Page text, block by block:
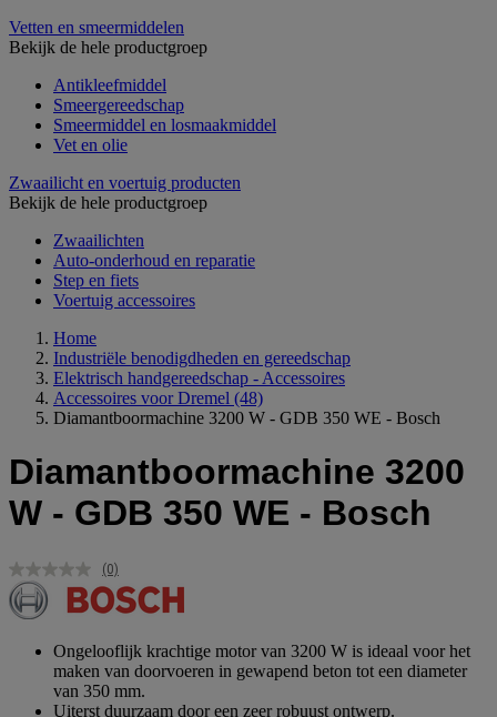
Vetten en smeermiddelen
Bekijk de hele productgroep
Antikleefmiddel
Smeergereedschap
Smeermiddel en losmaakmiddel
Vet en olie
Zwaailicht en voertuig producten
Bekijk de hele productgroep
Zwaailichten
Auto-onderhoud en reparatie
Step en fiets
Voertuig accessoires
Home
Industriële benodigdheden en gereedschap
Elektrisch handgereedschap - Accessoires
Accessoires voor Dremel (48)
Diamantboormachine 3200 W - GDB 350 WE - Bosch
Diamantboormachine 3200
W - GDB 350 WE - Bosch
Geen
scorewaarde.
Dezelfde
(0)
Ongelooflijk krachtige motor van 3200 W is ideaal voor het
maken van doorvoeren in gewapend beton tot een diameter
van 350 mm.
Uiterst duurzaam door een zeer robuust ontwerp.